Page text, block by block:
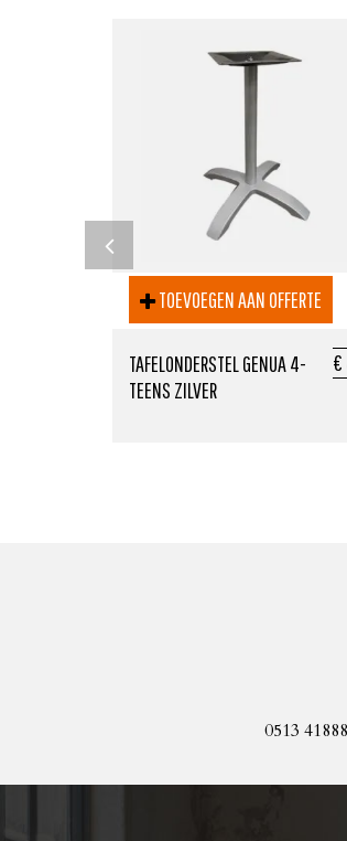
TOEVOEGEN AAN OFFERTE
€
TAFELONDERSTEL GENUA 4-
TEENS ZILVER
0513